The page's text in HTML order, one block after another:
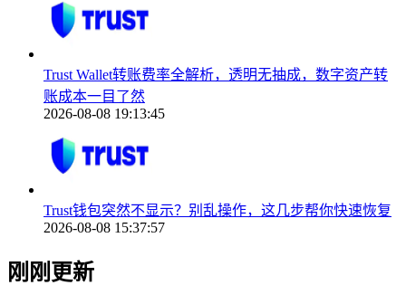
Trust Wallet转账费率全解析，透明无抽成，数字资产转
账成本一目了然
2026-08-08 19:13:45
Trust钱包突然不显示？别乱操作，这几步帮你快速恢复
2026-08-08 15:37:57
刚刚更新